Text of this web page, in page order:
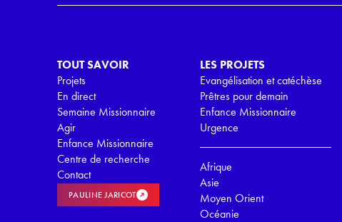
P
TOUT SAVOIR
Projets
En direct
Semaine Missionnaire
Agir
Enfance Missionnaire
Centre de recherche
Contact
PAULINE JARICOT
LES PROJETS
Evangélisation et catéchèse
Prêtres pour demain
Enfance Missionnaire
Urgence
Afrique
Asie
Moyen Orient
Océanie